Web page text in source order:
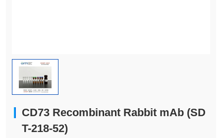
CD73 Recombinant Rabbit mAb (SD
T-218-52)